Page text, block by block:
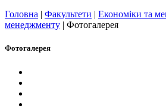
Головна | Факультети | Економіки та
менеджменту | Фотогалерея
Фотогалерея